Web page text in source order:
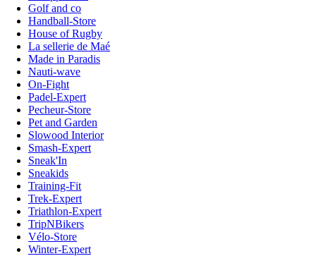
Golf and co
Handball-Store
House of Rugby
La sellerie de Maé
Made in Paradis
Nauti-wave
On-Fight
Padel-Expert
Pecheur-Store
Pet and Garden
Slowood Interior
Smash-Expert
Sneak'In
Sneakids
Training-Fit
Trek-Expert
Triathlon-Expert
TripNBikers
Vélo-Store
Winter-Expert